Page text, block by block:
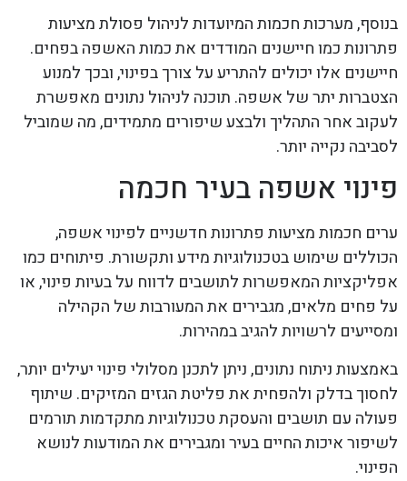
בנוסף, מערכות חכמות המיועדות לניהול פסולת מציעות
פתרונות כמו חיישנים המודדים את כמות האשפה בפחים.
חיישנים אלו יכולים להתריע על צורך בפינוי, ובכך למנוע
הצטברות יתר של אשפה. תוכנה לניהול נתונים מאפשרת
לעקוב אחר התהליך ולבצע שיפורים מתמידים, מה שמוביל
לסביבה נקייה יותר.
פינוי אשפה בעיר חכמה
ערים חכמות מציעות פתרונות חדשניים לפינוי אשפה,
הכוללים שימוש בטכנולוגיות מידע ותקשורת. פיתוחים כמו
אפליקציות המאפשרות לתושבים לדווח על בעיות פינוי, או
על פחים מלאים, מגבירים את המעורבות של הקהילה
ומסייעים לרשויות להגיב במהירות.
באמצעות ניתוח נתונים, ניתן לתכנן מסלולי פינוי יעילים יותר,
לחסוך בדלק ולהפחית את פליטת הגזים המזיקים. שיתוף
פעולה עם תושבים והעסקת טכנולוגיות מתקדמות תורמים
לשיפור איכות החיים בעיר ומגבירים את המודעות לנושא
הפינוי.